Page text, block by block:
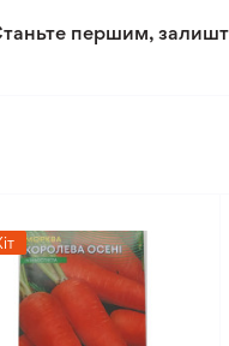
першим,